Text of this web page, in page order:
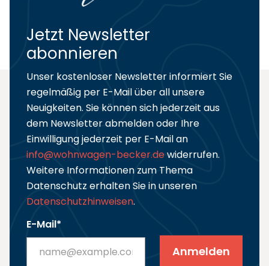
Jetzt Newsletter
abonnieren
Unser kostenloser Newsletter informiert Sie
regelmäßig per E-Mail über all unsere
Neuigkeiten. Sie können sich jederzeit aus
dem Newsletter abmelden oder Ihre
Einwilligung jederzeit per E-Mail an
info@wohnwagen-becker.dewiderrufen.
Weitere Informationen zum Thema
Datenschutz erhalten Sie in unseren
Datenschutzhinweisen.
E-Mail*
Anmelden